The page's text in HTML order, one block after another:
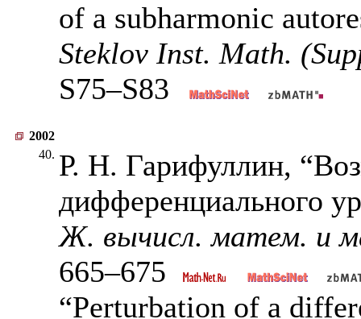
of a subharmonic
Steklov Inst. Math.
S75–S83
2002
40. Р. Н. Гарифуллин,
дифференциального
Ж. вычисл. матем. и
665–675
“Perturbation of a